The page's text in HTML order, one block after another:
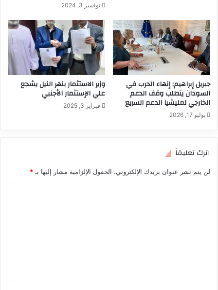
نوفمبر 3, 2024
جبريل إبراهيم: إنهاء الحرب في
السودان يتطلب وقف الدعم
الخارجي لمليشيا الدعم السريع
يوليو 17, 2026
وزير الاستثمار بنهر النيل يشجع
علي الإستثمار الأجنبي
فبراير 3, 2025
اترك تعليقاً
لن يتم نشر عنوان بريدك الإلكتروني. الحقول الإلزامية مشار إليها بـ *